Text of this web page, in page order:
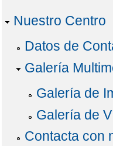
Nuestro Centro
Datos de
Galería
Galería de
Galería de
Contacta con